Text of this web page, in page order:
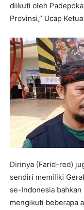
diikuti oleh
Provinsi,” Ucap
Dirinya (Farid-red)
sendiri memiliki
se-Indonesia
mengikuti beberapa